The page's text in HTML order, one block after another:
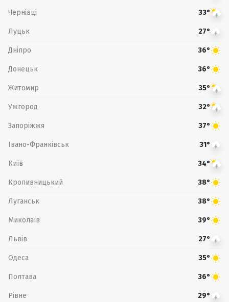
Чернівці 33°
Луцьк 27°
Дніпро 36°
Донецьк 36°
Житомир 35°
Ужгород 32°
Запоріжжя 37°
Івано-Франківськ 31°
Київ 34°
Кропивницький 38°
Луганськ 38°
Миколаїв 39°
Львів 27°
Одеса 35°
Полтава 36°
Рівне 29°